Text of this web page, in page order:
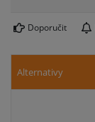
Doporučit
Alternativy